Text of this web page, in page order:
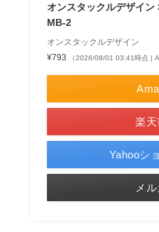
オンスタックルデザイン
MB-2
オンスタックルデザイン
¥793
（2026/08/01 03:41時点 |
楽
Yahooシ
メ